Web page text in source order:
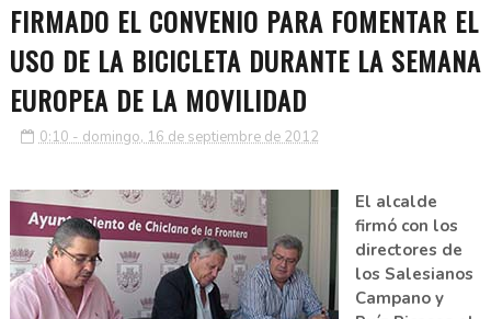
FIRMADO EL CONVENIO PARA FOMENTAR EL
USO DE LA BICICLETA DURANTE LA SEMANA
EUROPEA DE LA MOVILIDAD
0:10 - domingo, 16 de septiembre de 2012
El alcalde
firmó con los
directores de
los Salesianos
Campano y